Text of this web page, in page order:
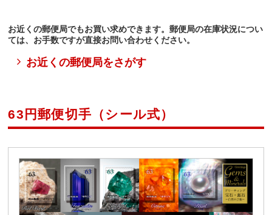
お近くの郵便局でもお買い求めできます。郵便局の在庫状況につい
ては、お手数ですが直接お問い合わせください。
お近くの郵便局をさがす
63円郵便切手（シール式）